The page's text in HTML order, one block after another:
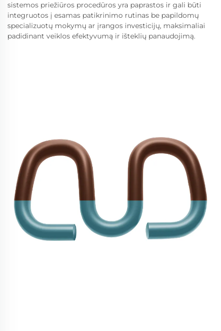
sistemos priežiūros procedūros yra paprastos ir gali būti
integruotos į esamas patikrinimo rutinas be papildomų
specializuotų mokymų ar įrangos investicijų, maksimaliai
padidinant veiklos efektyvumą ir išteklių panaudojimą.